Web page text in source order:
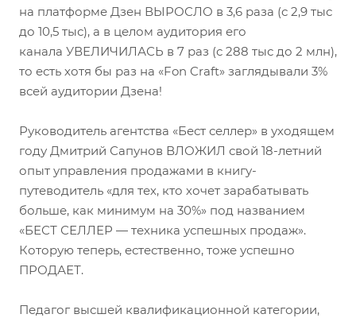
на платформе Дзен ВЫРОСЛО в 3,6 раза (с 2,9 тыс
до 10,5 тыс), а в целом аудитория его
канала УВЕЛИЧИЛАСЬ в 7 раз (с 288 тыс до 2 млн),
то есть хотя бы раз на «Fon Craft» заглядывали 3%
всей аудитории Дзена!
Руководитель агентства «Бест селлер» в уходящем
году Дмитрий Сапунов ВЛОЖИЛ свой 18-летний
опыт управления продажами в книгу-
путеводитель «для тех, кто хочет зарабатывать
больше, как минимум на 30%» под названием
«БЕСТ СЕЛЛЕР — техника успешных продаж».
Которую теперь, естественно, тоже успешно
ПРОДАЕТ.
Педагог высшей квалификационной категории,